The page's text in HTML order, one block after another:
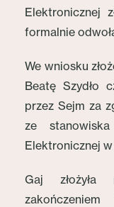
Elektronicznej
formalnie
We wniosku
Beatę Szydło
przez Sejm za
ze
Elektronicznej w
Gaj złożyła